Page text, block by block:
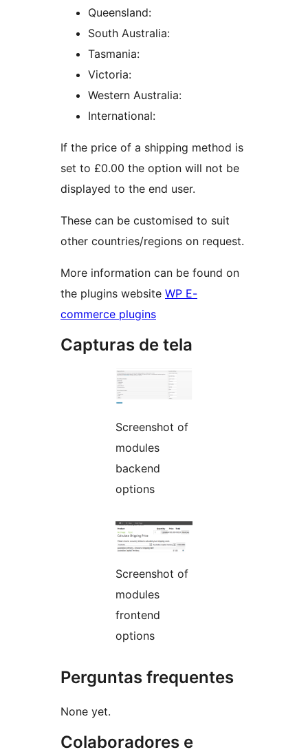
Queensland:
South Australia:
Tasmania:
Victoria:
Western Australia:
International:
If the price of a shipping method is
set to £0.00 the option will not be
displayed to the end user.
These can be customised to suit
other countries/regions on request.
More information can be found on
the plugins website WP E-
commerce plugins
Capturas de tela
Screenshot of
modules
backend
options
Screenshot of
modules
frontend
options
Perguntas frequentes
None yet.
Colaboradores e